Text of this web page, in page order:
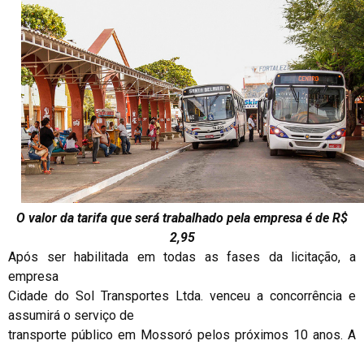
O valor da tarifa que será trabalhado pela empresa é de R$
2,95
Após ser habilitada em todas as fases da licitação, a
empresa
Cidade do Sol Transportes Ltda. venceu a concorrência e
assumirá o serviço de
transporte público em Mossoró pelos próximos 10 anos. A